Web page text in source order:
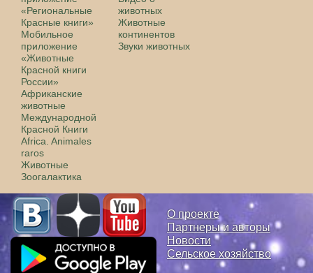
«Региональные
Красные книги»
Мобильное
приложение
«Животные
Красной книги
России»
Африканские
животные
Международной
Красной Книги
Africa. Animales
raros
Животные
Зоогалактика
животных
Животные
континентов
Звуки животных
О проекте
Партнеры и авторы
Новости
Сельское хозяйство